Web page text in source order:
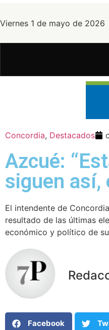
Viernes 1 de mayo de 2026
Concordia, Destacados
Azcué:
siguen así,
El intendente de
resultado de las últimas
económico y político de
Facebook